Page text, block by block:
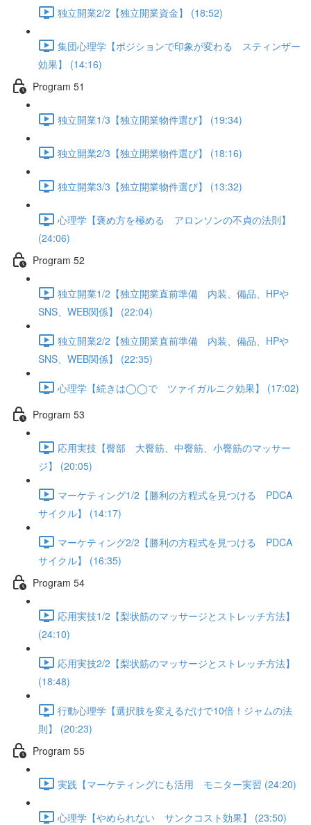
独立開業2/2【独立開業資金】 (18:52)
集団心理学【ポジションで印象が変わる スティンザー
効果】 (14:16)
Program 51
独立開業1/3【独立開業物件選び】 (19:34)
独立開業2/3【独立開業物件選び】 (18:16)
独立開業3/3【独立開業物件選び】 (13:32)
心理学【褒め方を極める アロンソンの不貞の法則】
(24:06)
Program 52
独立開業1/2【独立開業直前準備 内装、備品、HPや
SNS、WEB関係】 (22:04)
独立開業2/2【独立開業直前準備 内装、備品、HPや
SNS、WEB関係】 (22:35)
心理学【続きは◯◯で ツァイガルニク効果】 (17:02)
Program 53
応用実技【臀部 大臀筋、中臀筋、小臀筋のマッサー
ジ】 (20:05)
マーケティング1/2【勝利の方程式を見つける PDCA
サイクル】 (14:17)
マーケティング2/2【勝利の方程式を見つける PDCA
サイクル】 (16:35)
Program 54
応用実技1/2【梨状筋のマッサージとストレッチ方法】
(24:10)
応用実技2/2【梨状筋のマッサージとストレッチ方法】
(18:48)
行動心理学【選択肢を変えるだけで10倍！ジャムの法
則】 (20:23)
Program 55
実践【マーケティングにも活用 モニター実習 (24:20)
心理学【やめられない サンクコスト効果】 (23:50)